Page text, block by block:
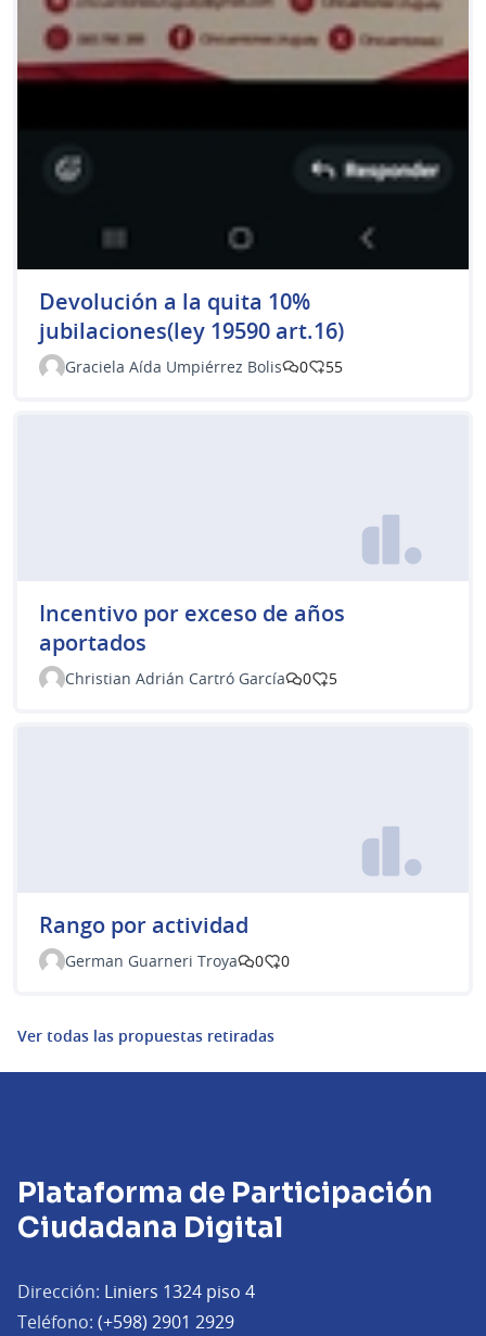
Devolución a la quita 10%
jubilaciones(ley 19590 art.16)
Graciela Aída Umpiérrez Bolis 0 55
Incentivo por exceso de años
aportados
Christian Adrián Cartró García 0 5
Rango por actividad
German Guarneri Troya 0 0
Ver todas las propuestas retiradas
Plataforma de Participación
Ciudadana Digital
Dirección: Liniers 1324 piso 4
Teléfono: (+598) 2901 2929